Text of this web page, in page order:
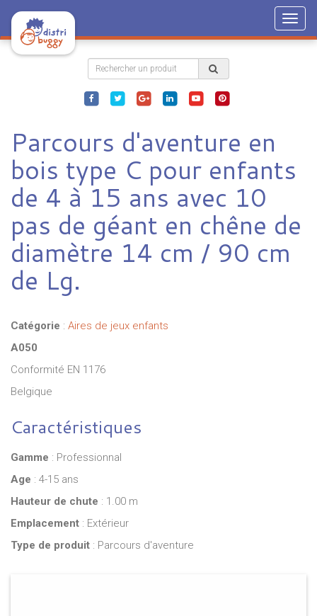
Parcours d'aventure en
bois type C pour enfants
de 4 à 15 ans avec 10
pas de géant en chêne de
diamètre 14 cm / 90 cm
de Lg.
Catégorie : Aires de jeux enfants
A050
Conformité EN 1176
Belgique
Caractéristiques
Gamme : Professionnal
Age : 4-15 ans
Hauteur de chute : 1.00 m
Emplacement : Extérieur
Type de produit : Parcours d'aventure